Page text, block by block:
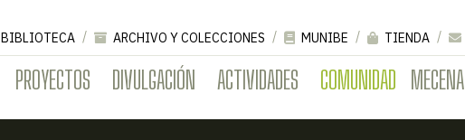
PROYECTOS DIVULGACIÓN ACTIVIDADES COMUNIDAD
BIBLIOTECA ARCHIVO Y COLECCIONES MUNIBE TIENDA